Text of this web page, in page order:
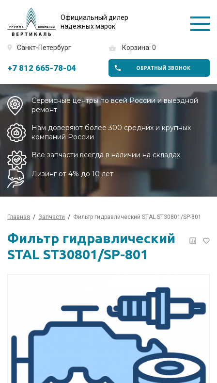
Официальный дилер
надежных марок
Санкт-Петербург Корзина: 0
+7 812 665-78-04 ОБРАТНЫЙ ЗВОНОК
Сервисные центры по всей России и выездной
ремонт
Нам доверяют более 300 средних и крупных
компаний России
Все запчасти всегда в наличии на складах
Лизинг от 4% до 10 лет
Главная Запчасти Фильтр гидравлический STAL ST30801/SP-801
Фильтр гидравлический
STAL ST30801/SP-801